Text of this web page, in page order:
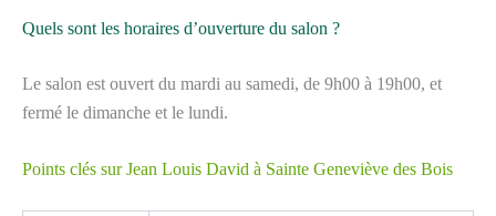
Quels sont les horaires d’ouverture du salon ?
Le salon est ouvert du mardi au samedi, de 9h00 à 19h00, et
fermé le dimanche et le lundi.
Points clés sur Jean Louis David à Sainte Geneviève des Bois